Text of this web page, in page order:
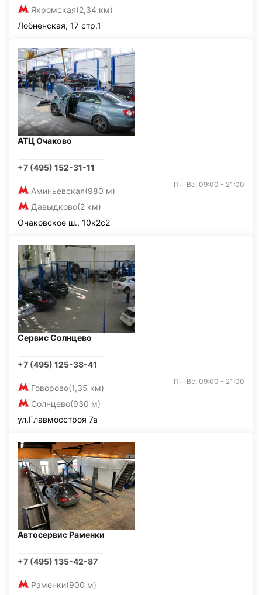
Яхромская(2,34 км)
Лобненская, 17 стр.1
АТЦ Очаково
+7 (495) 152-31-11
Аминьевская(980 м)
Давыдково(2 км)
Пн-Вс: 09:00 - 21:00
Очаковское ш., 10к2с2
Сервис Солнцево
+7 (495) 125-38-41
Говорово(1,35 км)
Солнцево(930 м)
Пн-Вс: 09:00 - 21:00
ул.Главмосстроя 7а
Автосервис Раменки
+7 (495) 135-42-87
Раменки(900 м)